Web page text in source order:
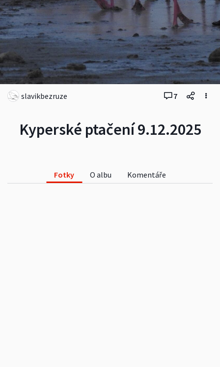
Kyperské ptačení 9.12.2025
slavikbezruze 7
Fotky O albu Komentáře